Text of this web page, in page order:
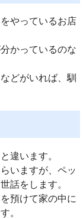
やっているお店
かっているのな
どがいれば、馴
違います。
いますが、ペッ
話をします。
預けて家の中に
。